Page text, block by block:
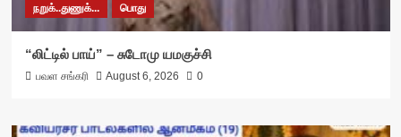
நறுக்..துணுக்... பொது
“லிட்டில் பாய்” – சுடோமு யமகுச்சி
பவள சங்கரி August 6, 2026 0